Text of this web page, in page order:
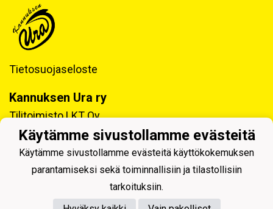
Tietosuojaseloste
Kannuksen Ura ry
Tilitoimisto LKT Oy
Tukkitie 4, 69100 KANNUS
Y-tunnus: 0218992-7
Käytämme sivustollamme evästeitä
Käytämme sivustollamme evästeitä käyttökokemuksen
parantamiseksi sekä toiminnallisiin ja tilastollisiin
tarkoituksiin.